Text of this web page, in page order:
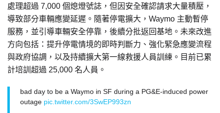
處理超過 7,000 個熄燈號誌，但因安全確認請求大量積壓，
導致部分車輛應變延遲。隨著停電擴大，Waymo 主動暫停
服務，並引導車輛安全停靠，後續分批返回基地。未來改進
方向包括：提升停電情境的即時判斷力、強化緊急應變流程
與政府協調，以及持續擴大第一線救援人員訓練。目前已累
計培訓超過 25,000 名人員。
bad day to be a Waymo in SF during a PG&E-induced power
outage pic.twitter.com/3SwEP993zn